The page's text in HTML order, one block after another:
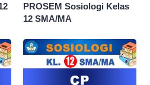
PROSEM Sosiologi Kelas
12 SMA/MA